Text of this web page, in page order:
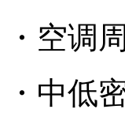
・空调
・中低